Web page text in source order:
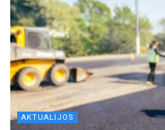
AKTUALIJOS